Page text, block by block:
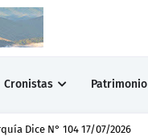
Cronistas Patrimonio
Dice N° 104 17/07/2026